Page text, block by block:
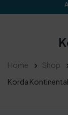
Home Shop
Korda Kontinental